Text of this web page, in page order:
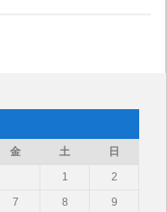
金 土
日
1
2
7 8
9